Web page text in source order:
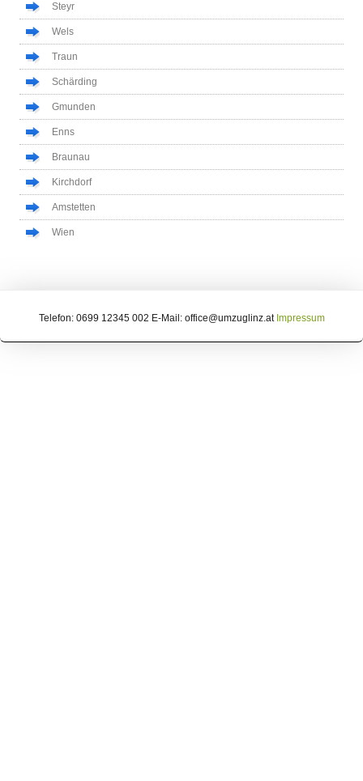
Steyr
Wels
Traun
Schärding
Gmunden
Enns
Braunau
Kirchdorf
Amstetten
Wien
Telefon: 0699 12345 002 E-Mail: office@umzuglinz.at Impressum